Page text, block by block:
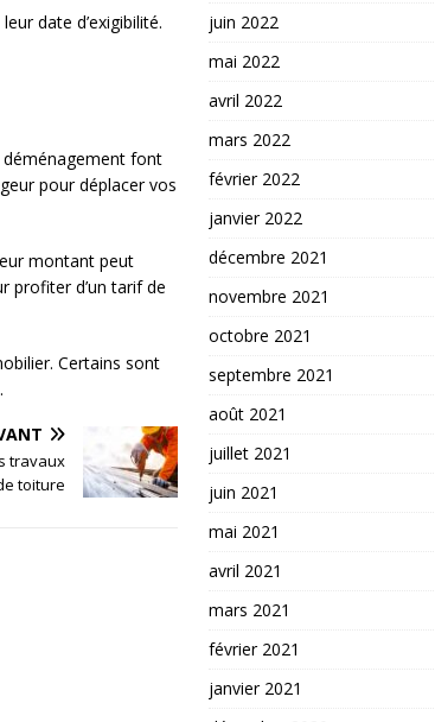
date d’exigibilité.
déménagement font
pour déplacer vos
montant peut
profiter d’un tarif de
Certains sont
travaux
toiture
juin 2022
mai 2022
avril 2022
mars 2022
février 2022
janvier 2022
décembre 2021
novembre 2021
octobre 2021
septembre 2021
août 2021
juillet 2021
juin 2021
mai 2021
avril 2021
mars 2021
février 2021
janvier 2021